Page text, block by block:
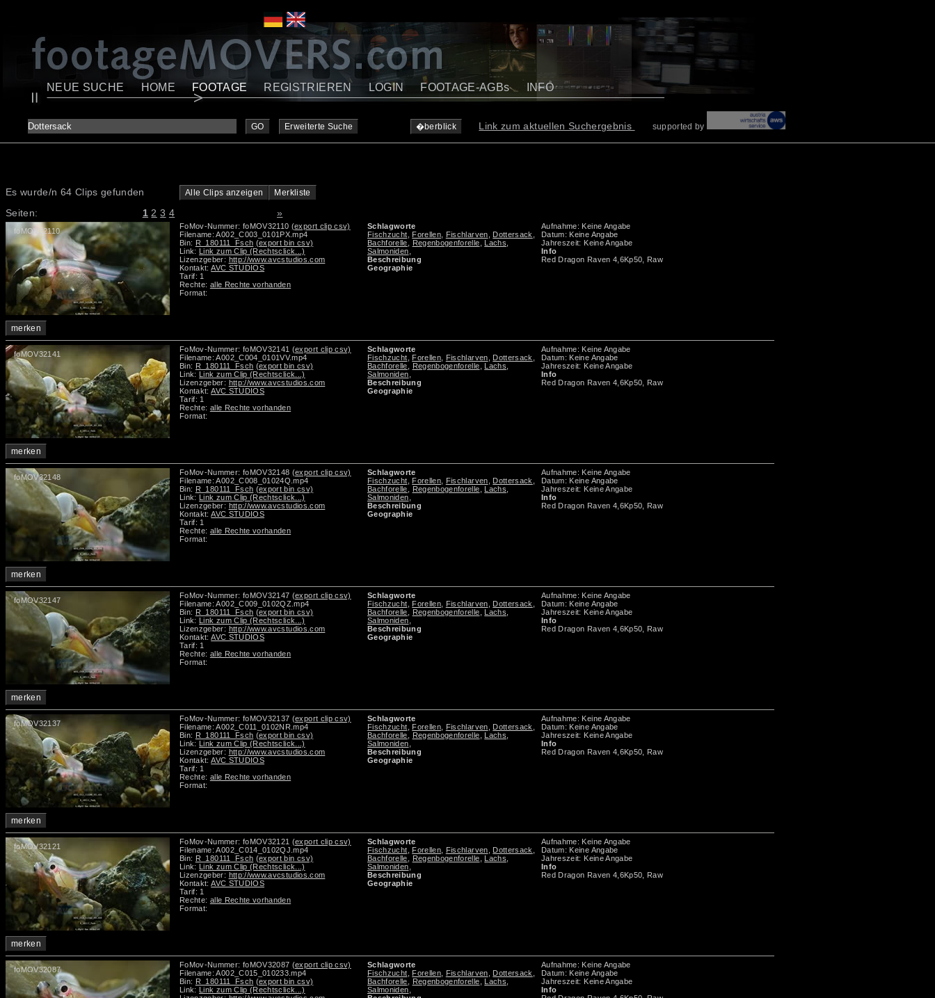
NEUE SUCHE HOME FOOTAGE REGISTRIEREN LOGIN FOOTAGE-AGBs INFO
GO Erweiterte Suche �berblick Link zum aktuellen Suchergebnis supported by
Es wurde/n 64 Clips gefunden Alle Clips anzeigen Merkliste
Seiten: 1 2 3 4 »
foMOV32110
merken
FoMov-Nummer: foMOV32110 (export clip csv)
Filename: A002_C003_0101PX.mp4
Bin: R_180111_Fsch (export bin csv)
Link: Link zum Clip (Rechtsclick...)
Lizenzgeber: http://www.avcstudios.com
Kontakt:AVC STUDIOS
Tarif: 1
Rechte: alle Rechte vorhanden
Format:
Schlagworte
Fischzucht
Forellen Fischlarven Dottersack
Bachforelle
Regenbogenforelle Lachs
Salmoniden
Beschreibung
Geographie
Aufnahme: Keine Angabe
Datum: Keine Angabe
Jahreszeit: Keine Angabe
Info
Red Dragon Raven 4,6Kp50, Raw
foMOV32141
merken
FoMov-Nummer: foMOV32141 (export clip csv)
Filename: A002_C004_0101VV.mp4
Bin: R_180111_Fsch (export bin csv)
Link: Link zum Clip (Rechtsclick...)
Lizenzgeber: http://www.avcstudios.com
Kontakt:AVC STUDIOS
Tarif: 1
Rechte: alle Rechte vorhanden
Format:
Schlagworte
Fischzucht
Forellen Fischlarven Dottersack
Bachforelle
Regenbogenforelle Lachs
Salmoniden
Beschreibung
Geographie
Aufnahme: Keine Angabe
Datum: Keine Angabe
Jahreszeit: Keine Angabe
Info
Red Dragon Raven 4,6Kp50, Raw
foMOV32148
merken
FoMov-Nummer: foMOV32148 (export clip csv)
Filename: A002_C008_01024Q.mp4
Bin: R_180111_Fsch (export bin csv)
Link: Link zum Clip (Rechtsclick...)
Lizenzgeber: http://www.avcstudios.com
Kontakt:AVC STUDIOS
Tarif: 1
Rechte: alle Rechte vorhanden
Format:
Schlagworte
Fischzucht
Forellen Fischlarven Dottersack
Bachforelle
Regenbogenforelle Lachs
Salmoniden
Beschreibung
Geographie
Aufnahme: Keine Angabe
Datum: Keine Angabe
Jahreszeit: Keine Angabe
Info
Red Dragon Raven 4,6Kp50, Raw
foMOV32147
merken
FoMov-Nummer: foMOV32147 (export clip csv)
Filename: A002_C009_0102QZ.mp4
Bin: R_180111_Fsch (export bin csv)
Link: Link zum Clip (Rechtsclick...)
Lizenzgeber: http://www.avcstudios.com
Kontakt:AVC STUDIOS
Tarif: 1
Rechte: alle Rechte vorhanden
Format:
Schlagworte
Fischzucht
Forellen Fischlarven Dottersack
Bachforelle
Regenbogenforelle Lachs
Salmoniden
Beschreibung
Geographie
Aufnahme: Keine Angabe
Datum: Keine Angabe
Jahreszeit: Keine Angabe
Info
Red Dragon Raven 4,6Kp50, Raw
foMOV32137
merken
FoMov-Nummer: foMOV32137 (export clip csv)
Filename: A002_C011_0102NR.mp4
Bin: R_180111_Fsch (export bin csv)
Link: Link zum Clip (Rechtsclick...)
Lizenzgeber: http://www.avcstudios.com
Kontakt:AVC STUDIOS
Tarif: 1
Rechte: alle Rechte vorhanden
Format:
Schlagworte
Fischzucht
Forellen Fischlarven Dottersack
Bachforelle
Regenbogenforelle Lachs
Salmoniden
Beschreibung
Geographie
Aufnahme: Keine Angabe
Datum: Keine Angabe
Jahreszeit: Keine Angabe
Info
Red Dragon Raven 4,6Kp50, Raw
foMOV32121
merken
FoMov-Nummer: foMOV32121 (export clip csv)
Filename: A002_C014_0102QJ.mp4
Bin: R_180111_Fsch (export bin csv)
Link: Link zum Clip (Rechtsclick...)
Lizenzgeber: http://www.avcstudios.com
Kontakt:AVC STUDIOS
Tarif: 1
Rechte: alle Rechte vorhanden
Format:
Schlagworte
Fischzucht
Forellen Fischlarven Dottersack
Bachforelle
Regenbogenforelle Lachs
Salmoniden
Beschreibung
Geographie
Aufnahme: Keine Angabe
Datum: Keine Angabe
Jahreszeit: Keine Angabe
Info
Red Dragon Raven 4,6Kp50, Raw
foMOV32087
FoMov-Nummer: foMOV32087 (export clip csv)
Filename: A002_C015_010233.mp4
Bin: R_180111_Fsch (export bin csv)
Link: Link zum Clip (Rechtsclick...)
Schlagworte
Fischzucht
Forellen Fischlarven Dottersack
Bachforelle
Regenbogenforelle Lachs
Salmoniden
Aufnahme: Keine Angabe
Datum: Keine Angabe
Jahreszeit: Keine Angabe
Info